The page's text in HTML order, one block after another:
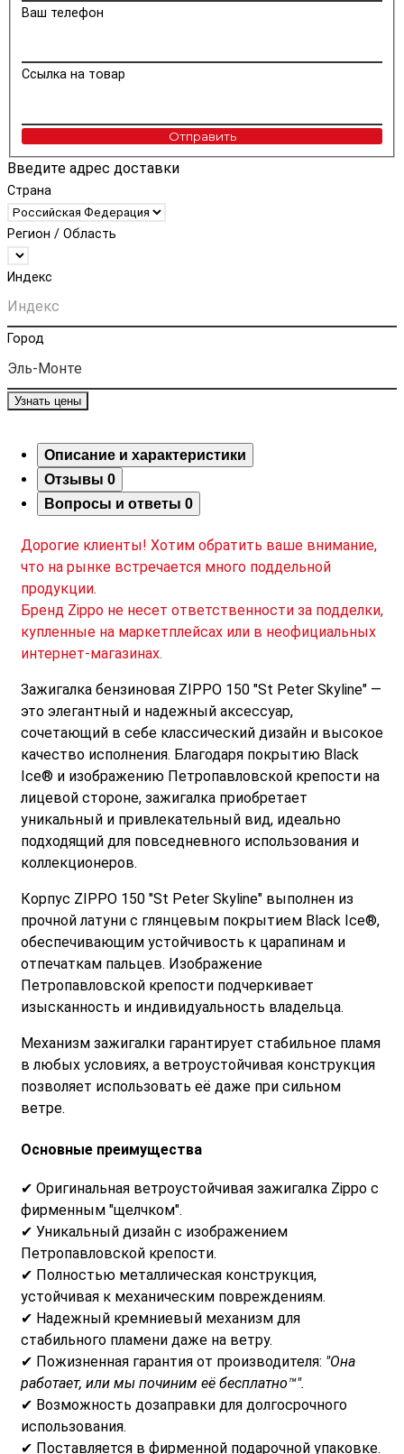
Ваш телефон
Ссылка на товар
Отправить
Введите адрес доставки
Страна
Регион / Область
Индекс
Город
Узнать цены
Описание и характеристики
Отзывы 0
Вопросы и ответы 0
Дорогие клиенты! Хотим обратить ваше внимание,
что на рынке встречается много поддельной
продукции.
Бренд Zippo не несет ответственности за подделки,
купленные на маркетплейсах или в неофициальных
интернет-магазинах.
Зажигалка бензиновая ZIPPO 150 "St Peter Skyline" —
это элегантный и надежный аксессуар,
сочетающий в себе классический дизайн и высокое
качество исполнения. Благодаря покрытию Black
Ice® и изображению Петропавловской крепости на
лицевой стороне, зажигалка приобретает
уникальный и привлекательный вид, идеально
подходящий для повседневного использования и
коллекционеров.
Корпус ZIPPO 150 "St Peter Skyline" выполнен из
прочной латуни с глянцевым покрытием Black Ice®,
обеспечивающим устойчивость к царапинам и
отпечаткам пальцев. Изображение
Петропавловской крепости подчеркивает
изысканность и индивидуальность владельца.
Механизм зажигалки гарантирует стабильное пламя
в любых условиях, а ветроустойчивая конструкция
позволяет использовать её даже при сильном
ветре.
Основные преимущества
✔ Оригинальная ветроустойчивая зажигалка Zippo с
фирменным "щелчком".
✔ Уникальный дизайн с изображением
Петропавловской крепости.
✔ Полностью металлическая конструкция,
устойчивая к механическим повреждениям.
✔ Надежный кремниевый механизм для
стабильного пламени даже на ветру.
✔ Пожизненная гарантия от производителя: "Она
работает, или мы починим её бесплатно™".
✔ Возможность дозаправки для долгосрочного
использования.
✔ Поставляется в фирменной подарочной упаковке.